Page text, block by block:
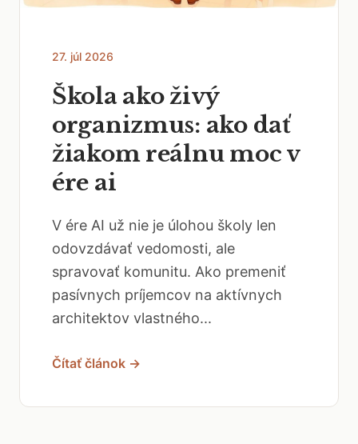
27. júl 2026
Škola ako živý
organizmus: ako dať
žiakom reálnu moc v
ére ai
V ére AI už nie je úlohou školy len
odovzdávať vedomosti, ale
spravovať komunitu. Ako premeniť
pasívnych príjemcov na aktívnych
architektov vlastného...
Čítať článok →